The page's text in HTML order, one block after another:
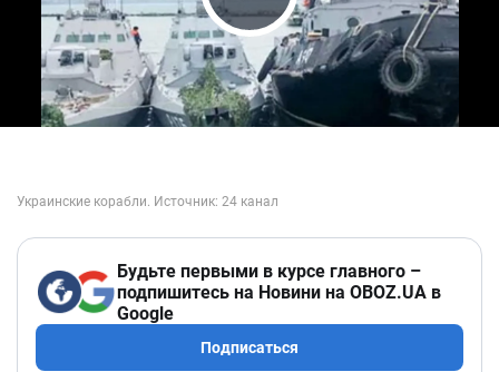
Play Video
Будьте первыми в курсе главного –
подпишитесь на Новини на OBOZ.UA в
Google
Подписаться